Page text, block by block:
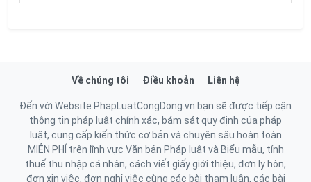
Về chúng tôi Điều khoản Liên hệ
Đến với Website PhapLuatCongDong.vn bạn sẽ được tiếp cận
thông tin pháp luật chính xác, bám sát quy định của pháp
luật, cung cấp kiến thức cơ bản và chuyên sâu hoàn toàn
MIỄN PHÍ trên lĩnh vực Văn bản Pháp luật và Biểu mẫu, tính
thuế thu nhập cá nhân, cách viết giấy giới thiệu, đơn ly hôn,
đơn xin việc, đơn nghỉ việc cùng các bài tham luận, các bài